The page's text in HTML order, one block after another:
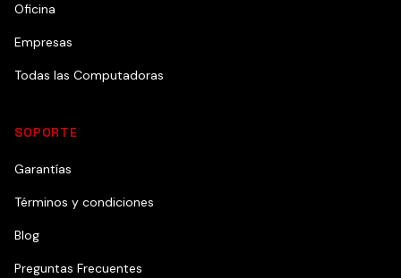
Oficina
Empresas
Todas las Computadoras
SOPORTE
Garantías
Términos y condiciones
Blog
Preguntas Frecuentes